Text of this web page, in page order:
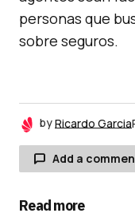
personas que
sobre seguros.
byRicardo Garcia
Add a
Read more